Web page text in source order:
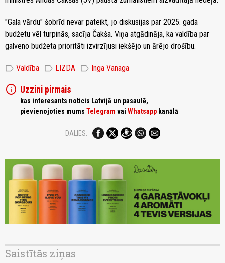
"Gala vārdu" šobrīd nevar pateikt, jo diskusijas par 2025. gada
budžetu vēl turpinās, sacīja Čakša. Viņa atgādināja, ka valdība par
galveno budžeta prioritāti izvirzījusi iekšējo un ārējo drošību.
label Valdība label LIZDA label Inga Vanaga
info Uzzini pirmais
kas interesants noticis Latvijā un pasaulē,
pievienojoties mums Telegram vai Whatsapp kanālā
DALIES:
Saistītās ziņas